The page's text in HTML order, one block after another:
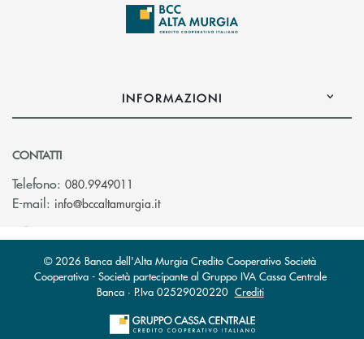
INFORMAZIONI
CONTATTI
Telefono: 080.9949011
E-mail: info@bccaltamurgia.it(si apre l’app di posta elettronica)
© 2026 Banca dell'Alta Murgia Credito Cooperativo Società
Cooperativa - Società partecipante al Gruppo IVA Cassa Centrale
Banca · P.Iva 02529020220 Crediti